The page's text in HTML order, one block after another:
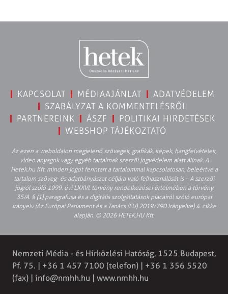
KAPCSOLAT MÉDIAAJÁNLAT
ADATVÉDELEM
SZABÁLYZAT A KOMMENTELÉSRŐL
PARTNEREINK
ÁSZF
POLITIKAI HIRDETÉSEK
WEBSHOP TÁJÉKOZTATÓ
Az ezen a weboldalon megjelenő szövegek, grafikák, képek, hangfelvételek,
video anyagok vagy egyéb tartalmak szerzői jogvédelem alatt állnak. A
Hetek.hu Kft. minden jogot fenntart a tartalommal kapcsolatosan, beleértve a
tartalom szöveg- és adatbányászat céljára való felhasználását is – A szerzői
jogról szóló 1999. évi LXXVI. törvény rendelkezései értelmében a törvény
35/A. § (1) paragrafusa és a digitális szolgáltatások piacairól szóló európai
irányelv (Az Európai Parlament és a Tanács (EU) 2019/790 Irányelve) 4. cikke
alapján. © 2026 HETEK.HU Kft.
Nemzeti Média - és Hírközlési Hatóság, 1525 Budapest,
Pf. 75. | +36 1 457 7100 (telefon) | +36 1 356 5520
(fax) | info@nmhh.hu | www.nmhh.hu